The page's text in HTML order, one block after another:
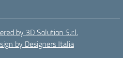
by 3D Solution S.r.l.
by Designers Italia